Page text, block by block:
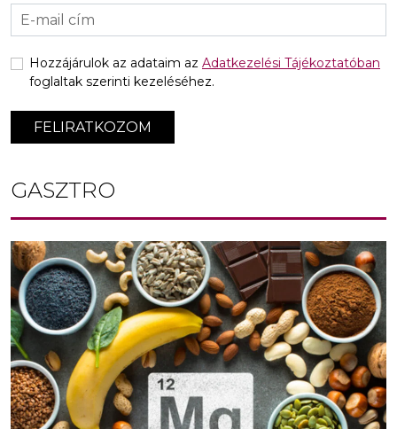
FELIRATKOZOM
Hozzájárulok az adataim az Adatkezelési Tájékoztatóban
foglaltak szerinti kezeléséhez.
GASZTRO